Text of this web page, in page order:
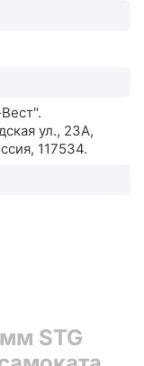
ул., 23А,
117534.
STG